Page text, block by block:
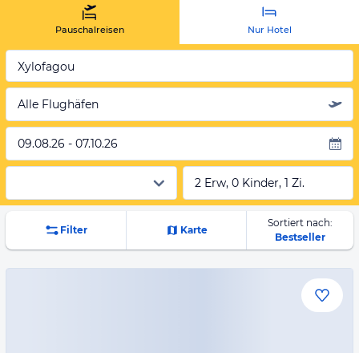
Pauschalreisen Nur Hotel
Xylofagou
Alle Flughäfen
09.08.26 - 07.10.26
2 Erw, 0 Kinder, 1 Zi.
Filter Karte
Sortiert nach:
Bestseller